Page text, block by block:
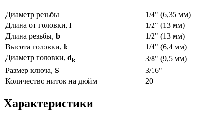
Диаметр резьбы
1/4" (6,35 мм)
Длина от головки, l
1/2" (13 мм)
Длина резьбы, b
1/2" (13 мм)
Высота головки, k
1/4" (6,4 мм)
Диаметр головки, dk
3/8" (9,5 мм)
Размер ключа, S
3/16"
Количество ниток на дюйм
20
Характеристики